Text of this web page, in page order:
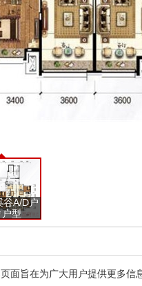
谷A/D户
型
面旨在为广大用户提供更多信